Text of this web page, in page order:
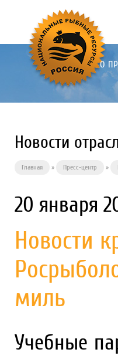
О
Новости
Главная » Пресс-центр »
20 января
Новости
миль
Учебные